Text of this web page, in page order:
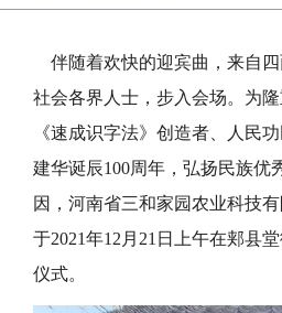
伴随着欢快的迎宾曲，来自四
社会各界人士，步入会场。为隆
《速成识字法》创造者、人民
建华诞辰100周年，弘扬民族优
因，河南省三和家园农业科技
于2021年12月21日上午在郏县
仪式。